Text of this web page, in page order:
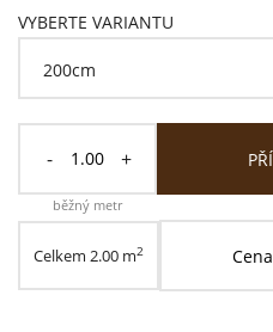
VYBERTE VARIANTU
- +
běžný metr
Celkem 2.00 m2